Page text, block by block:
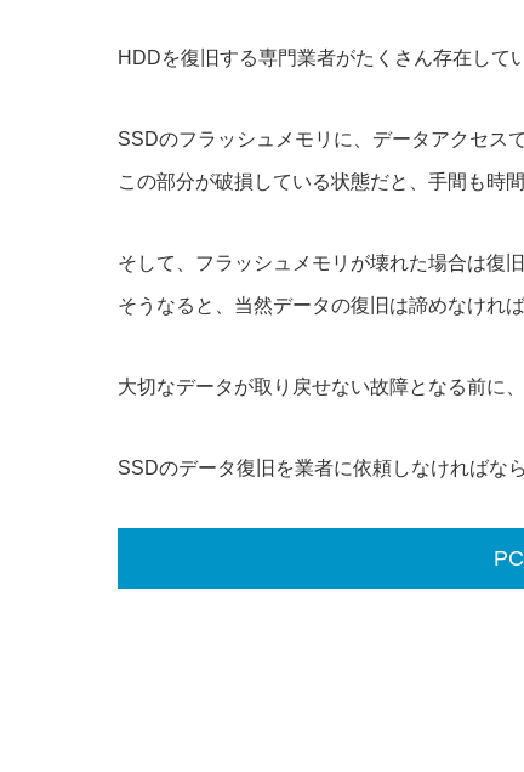
HDDを復旧する専門業者がたくさん存在して
SSDのフラッシュメモリに、データアクセス
この部分が破損している状態だと、手間も時
そして、フラッシュメモリが壊れた場合は復
そうなると、当然データの復旧は諦めなければ
大切なデータが取り戻せない故障となる前に
SSDのデータ復旧を業者に依頼しなければな